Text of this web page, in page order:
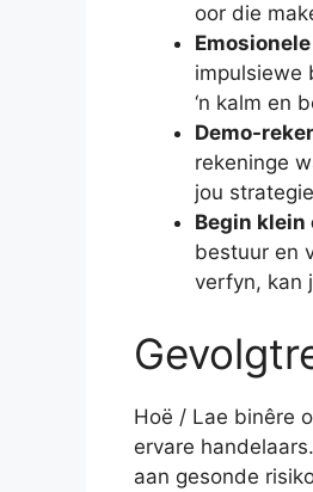
oor die
impulsiewe
‘n kalm en
Demo-
rekeninge
jou
Begin klein
bestuur en
verfyn, kan
Hoë / Lae binêre
ervare
aan gesonde